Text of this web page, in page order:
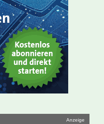
Anzeige